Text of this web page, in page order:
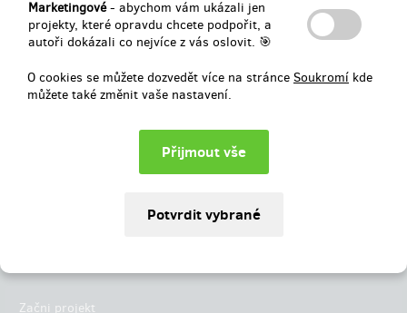
Marketingové- abychom vám ukázali jen
projekty, které opravdu chcete podpořit, a
autoři dokázali co nejvíce z vás oslovit. 🎯
O cookies se můžete dozvedět více na stránce Soukromí kde
můžete také změnit vaše nastavení.
Najdete nás na
Začni projekt